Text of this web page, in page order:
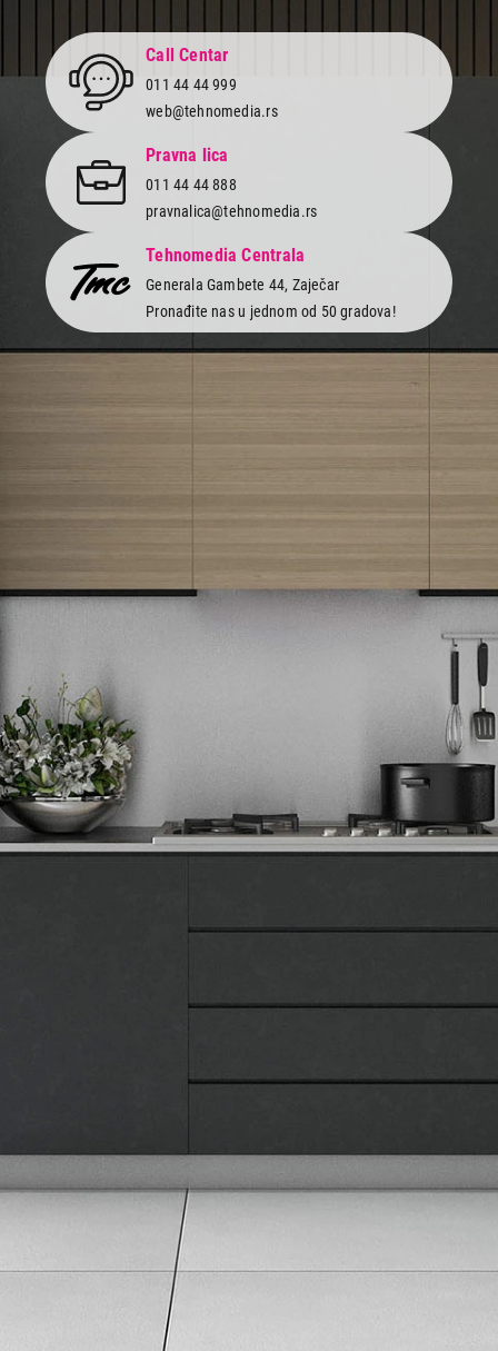
Call Centar
011 44 44 999
web@tehnomedia.rs
Pravna lica
011 44 44 888
pravnalica@tehnomedia.rs
Tehnomedia Centrala
Generala Gambete 44, Zaječar
Pronađite nas u jednom od 50 gradova!
Tehnomedia
O nama
Naše prodavnice
Korisnički servis
Reklamacije i servis